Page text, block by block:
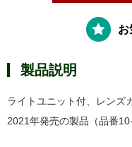
お
製品説明
ライトユニット付、レンズ
2021年発売の製品（品番